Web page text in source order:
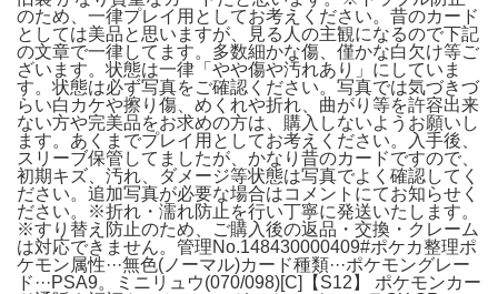
のため、一律プレイ用としてお考えください。昔のカード
としては美品と思いますが、見る人の主観になるので下記
の文章で一律してます。多数細かな傷、僅かな白欠け等ご
ざいます。状態は一律「やや傷や汚れあり」にしていま
す。状態は必ず写真をご確認ください。写真では気づきづ
らい白カケや擦り傷、めくれや折れ、曲がり等を許容出来
ない方や完美品をお求めの方は、購入しないようお願いし
ます。あくまでプレイ用としてお考えください。入手後、
スリーブ保管してましたが、かなり昔のカードですので、
初期キズ、汚れ、ダメージ等状態は写真でよく確認してく
ださい。追加写真が必要な場合はコメントにてお知らせく
ださい。※折れ・濡れ防止を行い丁寧に発送いたします。
※すり替え防止のため、ご購入後の返品・交換・クレーム
は対応できません。管理No.148430000409#ポケカ整理ポ
ケモン属性···無色(ノーマル)カード種類···ポケモングレー
ド···PSA9。ミニリュウ(070/098)[C]【S12】 ポケモンカー